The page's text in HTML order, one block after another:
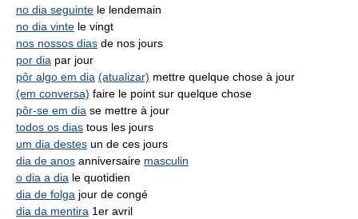
no dia seguinte le lendemain
no dia vinte le vingt
nos nossos dias de nos jours
por dia par jour
pôr algo em dia (atualizar) mettre quelque chose à jour
(em conversa) faire le point sur quelque chose
pôr-se em dia se mettre à jour
todos os dias tous les jours
um dia destes un de ces jours
dia de anos anniversaire masculin
o dia a dia le quotidien
dia de folga jour de congé
dia da mentira 1er avril